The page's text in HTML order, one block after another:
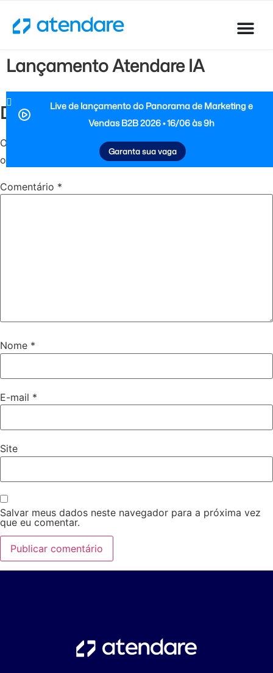
Lançamento Atendare IA
Live de lançamento do Panorama de Marketing e
Vendas B2B 2026 • 16/06 às 9h
Garanta sua vaga
Deixe um comentário
O seu endereço de e-mail não será publicado.
obrigatórios são marcados com*
Comentário *
Nome *
E-mail *
Site
Salvar meus dados neste navegador para a próxima vez
que eu comentar.